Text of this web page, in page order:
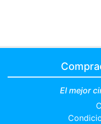
El mejor